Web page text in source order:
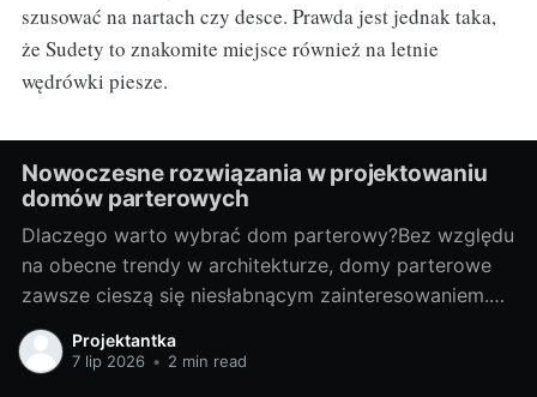
szusować na nartach czy desce. Prawda jest jednak taka,
że Sudety to znakomite miejsce również na letnie
wędrówki piesze.
Nowoczesne rozwiązania w projektowaniu
domów parterowych
Dlaczego warto wybrać dom parterowy?Bez względu
na obecne trendy w architekturze, domy parterowe
zawsze cieszą się niesłabnącym zainteresowaniem.
Wynika to przede wszystkim z ich praktyczności.
Mają one wiele zalet, które składają się na komfort
Projektantka
7 lip 2026 • 2 min read